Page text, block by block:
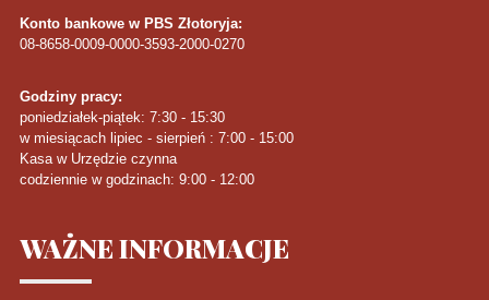
Konto bankowe w PBS Złotoryja:
08-8658-0009-0000-3593-2000-0270
Godziny pracy:
poniedziałek-piątek: 7:30 - 15:30
w miesiącach lipiec - sierpień : 7:00 - 15:00
Kasa w Urzędzie czynna
codziennie w godzinach: 9:00 - 12:00
WAŻNEINFORMACJE